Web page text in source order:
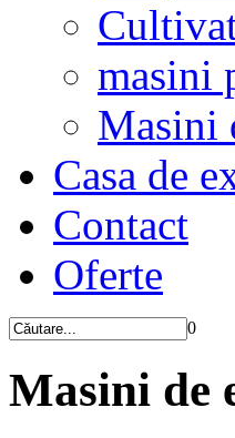
masini
Masini
Casa de
Contact
Oferte
0
Masini de